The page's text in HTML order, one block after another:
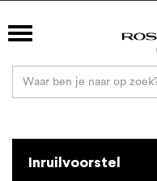
Inruilvoorstel